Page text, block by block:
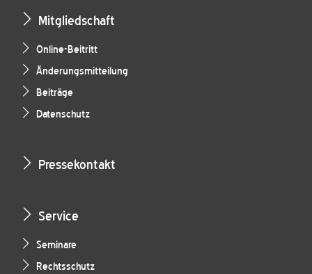
Mitgliedschaft
Online-Beitritt
Änderungsmitteilung
Beiträge
Datenschutz
Pressekontakt
Service
Seminare
Rechtsschutz